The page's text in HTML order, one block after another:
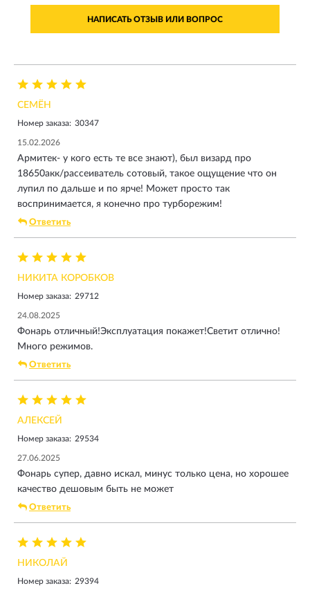
НАПИСАТЬ ОТЗЫВ ИЛИ ВОПРОС
СЕМЁН
Номер заказа: 30347
15.02.2026
Армитек- у кого есть те все знают), был визард про
18650акк/рассеиватель сотовый, такое ощущение что он
лупил по дальше и по ярче! Может просто так
воспринимается, я конечно про турборежим!
Ответить
НИКИТА КОРОБКОВ
Номер заказа: 29712
24.08.2025
Фонарь отличный!Эксплуатация покажет!Светит отлично!
Много режимов.
Ответить
АЛЕКСЕЙ
Номер заказа: 29534
27.06.2025
Фонарь супер, давно искал, минус только цена, но хорошее
качество дешовым быть не может
Ответить
НИКОЛАЙ
Номер заказа: 29394